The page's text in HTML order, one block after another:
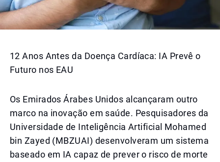
12 Anos Antes da Doença Cardíaca: IA Prevê o
Futuro nos EAU
Os Emirados Árabes Unidos alcançaram outro
marco na inovação em saúde. Pesquisadores da
Universidade de Inteligência Artificial Mohamed
bin Zayed (MBZUAI) desenvolveram um sistema
baseado em IA capaz de prever o risco de morte